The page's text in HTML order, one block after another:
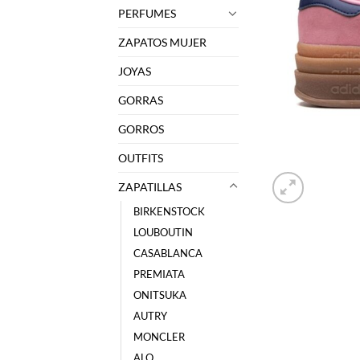
PERFUMES
ZAPATOS MUJER
JOYAS
GORRAS
GORROS
OUTFITS
ZAPATILLAS
BIRKENSTOCK
LOUBOUTIN
CASABLANCA
PREMIATA
ONITSUKA
AUTRY
MONCLER
ALO